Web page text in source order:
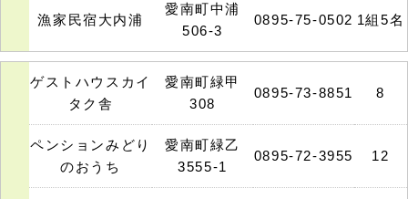
漁家民宿大内浦
愛南町中浦
506-3
0895-75-0502 1組5名
ゲストハウスカイ
タク舎
愛南町緑甲
308
0895-73-8851 8
ペンションみどり
のおうち
愛南町緑乙
3555-1
0895-72-3955 12